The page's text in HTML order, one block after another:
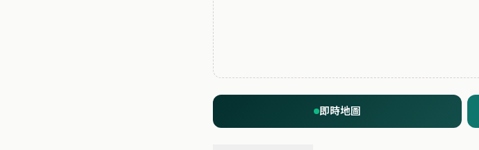
即時地圖